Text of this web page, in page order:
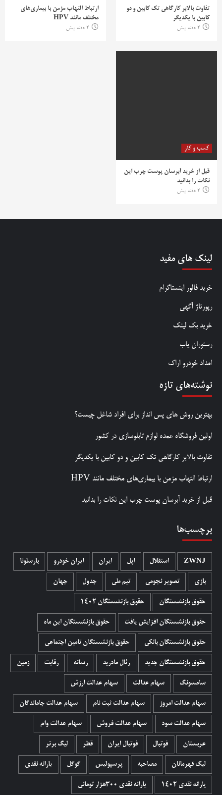
تفاوت بالابر کارگاهی تک کابین و دو
کابین با یکدیگر
2 هفته پیش
ارتباط التهاب مزمن با بیماری‌های
مختلف مانند HPV
2 هفته پیش
کسب و کار
قبل از خرید آبرسان پوست چرب این
نکات را بدانید
2 هفته پیش
لینک های مفید
خرید فالور اینستاگرام
رپورتاژ آگهی
خرید بک لینک
رستوران یاب
امداد خودرو اراک
نوشته‌های تازه
بهترین روش‌ های پس‌ انداز برای افراد شاغل چیست؟
اولین فروشگاه عمده لوازم تابلوسازی در کشور
تفاوت بالابر کارگاهی تک کابین و دو کابین با یکدیگر
ارتباط التهاب مزمن با بیماری‌های مختلف مانند HPV
قبل از خرید آبرسان پوست چرب این نکات را بدانید
برچسب‌ها
ZWNJ استقلال اپل ایران ایران خودرو بارسلونا
بازی تصویر نجومی تیم ملی جدول جهان
حقوق بازنشستگان حقوق بازنشستگان 1402
حقوق بازنشستگان افزایش یافت حقوق بازنشستگان این ماه
حقوق بازنشستگان بانکی حقوق بازنشستگان تامین اجتماعی
حقوق بازنشستگان جدید رئال مادرید رسانه رقابت زمین
سامسونگ سهام عدالت سهام عدالت ارزش
سهام عدالت امروز سهام عدالت ثبت نام سهام عدالت جاماندگان
سهام عدالت سود سهام عدالت فروش سهام عدالت وام
عربستان فوتبال فوتبال ایران قطر لیگ برتر
لیگ قهرمانان مصاحبه پرسپولیس گوگل یارانه نقدی
یارانه نقدی 1402 یارانه نقدی ۳۰۰هزار تومانی